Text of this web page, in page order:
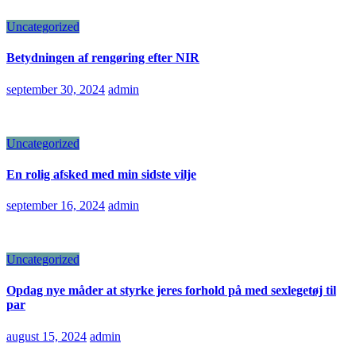
Uncategorized
Betydningen af rengøring efter NIR
september 30, 2024 admin
Uncategorized
En rolig afsked med min sidste vilje
september 16, 2024 admin
Uncategorized
Opdag nye måder at styrke jeres forhold på med sexlegetøj til
par
august 15, 2024 admin